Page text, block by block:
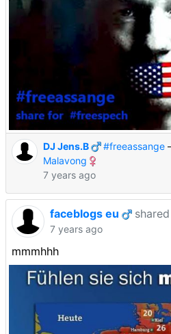
DJ Jens.B #freeassange
Malavong
7 years ago
faceblogs eu
7 years ago
mmmhhh